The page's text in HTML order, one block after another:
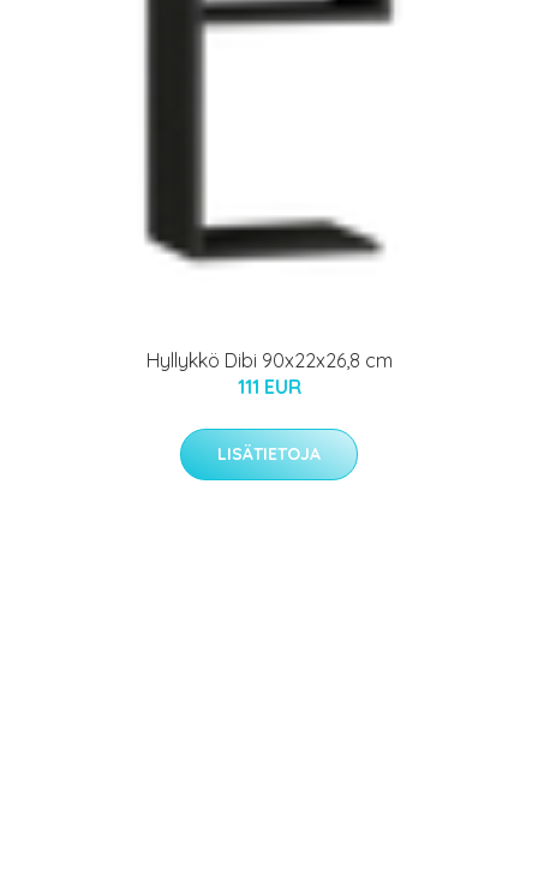
Hyllykkö Dibi 90x22x26,8 cm
111 EUR
LISÄTIETOJA